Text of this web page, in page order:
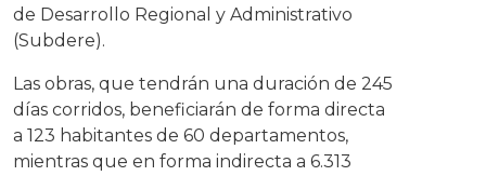
de Desarrollo Regional y Administrativo
(Subdere).
Las obras, que tendrán una duración de 245
días corridos, beneficiarán de forma directa
a 123 habitantes de 60 departamentos,
mientras que en forma indirecta a 6.313